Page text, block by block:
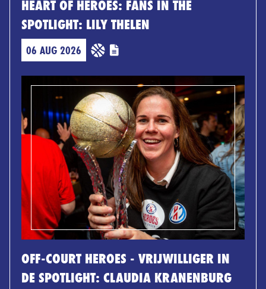
HEART OF HEROES: FANS IN THE
SPOTLIGHT: LILY THELEN
06 AUG 2026
OFF-COURT HEROES - VRIJWILLIGER IN
DE SPOTLIGHT: CLAUDIA KRANENBURG